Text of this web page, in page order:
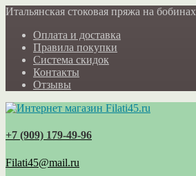
Итальянская стоковая пряжа на бобинах
Оплата и доставка
Правила покупки
Система скидок
Контакты
Отзывы
+7 (909) 179‑49-96
Filati45@mail.ru